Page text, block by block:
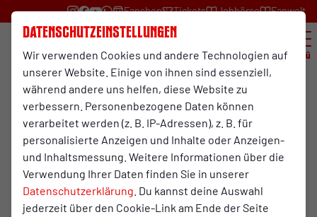
Datenschutzeinstellungen
Wir verwenden Cookies und andere Technologien auf
unserer Website. Einige von ihnen sind essenziell,
während andere uns helfen, diese Website zu
verbessern. Personenbezogene Daten können
verarbeitet werden (z. B. IP-Adressen), z. B. für
personalisierte Anzeigen und Inhalte oder Anzeigen-
und Inhaltsmessung. Weitere Informationen über die
Verwendung Ihrer Daten finden Sie in unserer
Datenschutzerklärung . Du kannst deine Auswahl
jederzeit über den Cookie-Link am Ende der Seite
Fanshop Tickets Jobbörse Fanwelt
Menü
Öffnungszeiten Geschäftsstelle
Zu den folgenden Zeiten ist die RWO-Geschäftsstelle für
den Publikumsverkehr geöffnet:
Öffnungszeiten